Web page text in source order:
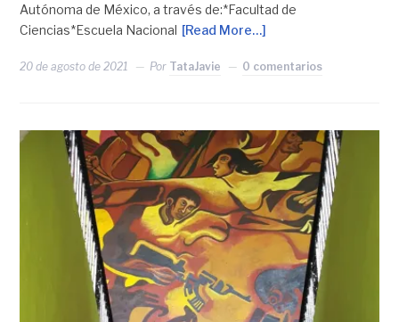
Autónoma de México, a través de:*Facultad de
Ciencias*Escuela Nacional [Read More…]
20 de agosto de 2021 Por TataJavie 0 comentarios